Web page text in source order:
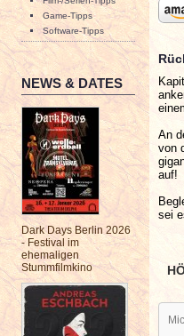
Game-Tipps
Software-Tipps
NEWS & DATES
Dark Days Berlin 2026
- Festival im
ehemaligen
Stummfilmkino
An
von
auf!
sei